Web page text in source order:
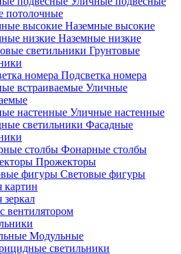
потолочные
Наземные высокие
Наземные низкие
Грунтовые
Подсветка номера
Уличные
Уличные настенные
Фасадные
Фонарные столбы
Прожекторы
Световые фигуры
картин
зеркал
вентилятором
Модульные